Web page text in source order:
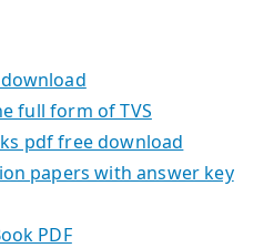
full form of TVS
pdf free download
papers with answer key
PDF